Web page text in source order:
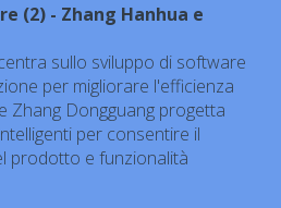
(2) - Zhang Hanhua e
sullo sviluppo di software
per migliorare l'efficienza
Zhang Dongguang progetta
per consentire il
prodotto e funzionalità